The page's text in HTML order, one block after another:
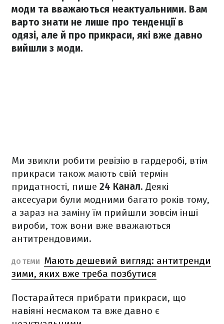
моди та вважаються неактуальними. Вам
варто знати не лише про тенденції в
одязі, але й про прикраси, які вже давно
вийшли з моди.
Ми звикли робити ревізію в гардеробі, втім
прикраси також мають свій термін
придатності, пише 24 Канал. Деякі
аксесуари були модними багато років тому,
а зараз на заміну їм прийшли зовсім інші
вироби, тож вони вже вважаються
антитрендовими.
ДО ТЕМИ
Мають дешевий вигляд: антитренди
зими, яких вже треба позбутися
Постарайтеся прибрати прикраси, що
навіяні несмаком та вже давно є